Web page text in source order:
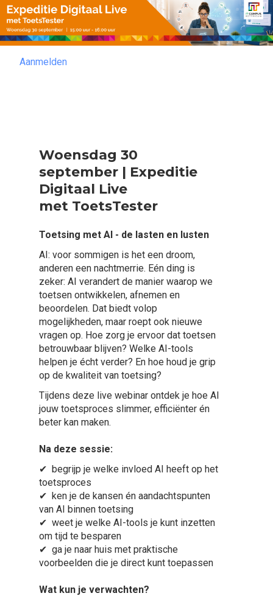
Aanmelden
Woensdag 30
september | Expeditie
Digitaal Live
met ToetsTester
Toetsing met AI - de lasten en lusten
AI: voor sommigen is het een droom,
anderen een nachtmerrie. Eén ding is
zeker: AI verandert de manier waarop we
toetsen ontwikkelen, afnemen en
beoordelen. Dat biedt volop
mogelijkheden, maar roept ook nieuwe
vragen op. Hoe zorg je ervoor dat toetsen
betrouwbaar blijven? Welke AI-tools
helpen je écht verder? En hoe houd je grip
op de kwaliteit van toetsing?
Tijdens deze live webinar ontdek je hoe AI
jouw toetsproces slimmer, efficiënter én
beter kan maken.
Na deze sessie:
✔ begrijp je welke invloed AI heeft op het
toetsproces
✔ ken je de kansen én aandachtspunten
van AI binnen toetsing
✔ weet je welke AI-tools je kunt inzetten
om tijd te besparen
✔ ga je naar huis met praktische
voorbeelden die je direct kunt toepassen
Wat kun je verwachten?